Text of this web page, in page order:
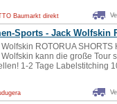
Baumarkt direkt
Sports - Jack Wolfskin
ROTORUA SHORTS
kann die große Tour
1-2 Tage Labelstitching